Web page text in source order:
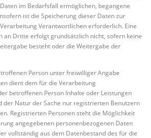
im Bedarfsfall ermöglichen, begangene
ist die Speicherung dieser Daten zur
Verantwortlichen erforderlich. Eine
an Dritte erfolgt grundsätzlich nicht, sofern keine
besteht oder die Weitergabe der
Person unter freiwilliger Angabe
dient dem für die Verarbeitung
betroffenen Person Inhalte oder Leistungen
der Natur der Sache nur registrierten Benutzern
Registrierten Personen steht die Möglichkeit
angegebenen personenbezogenen Daten
vollständig aus dem Datenbestand des für die